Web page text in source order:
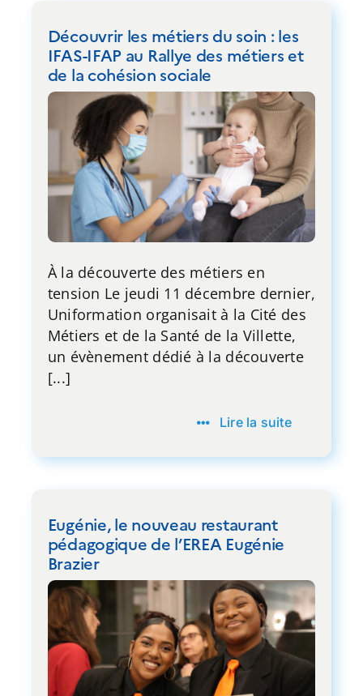
Découvrir les métiers du soin : les
IFAS-IFAP au Rallye des métiers et
de la cohésion sociale
À la découverte des métiers en
tension Le jeudi 11 décembre dernier,
Uniformation organisait à la Cité des
Métiers et de la Santé de la Villette,
un évènement dédié à la découverte
[...]
Lire la suite
Eugénie, le nouveau restaurant
pédagogique de l’EREA Eugénie
Brazier